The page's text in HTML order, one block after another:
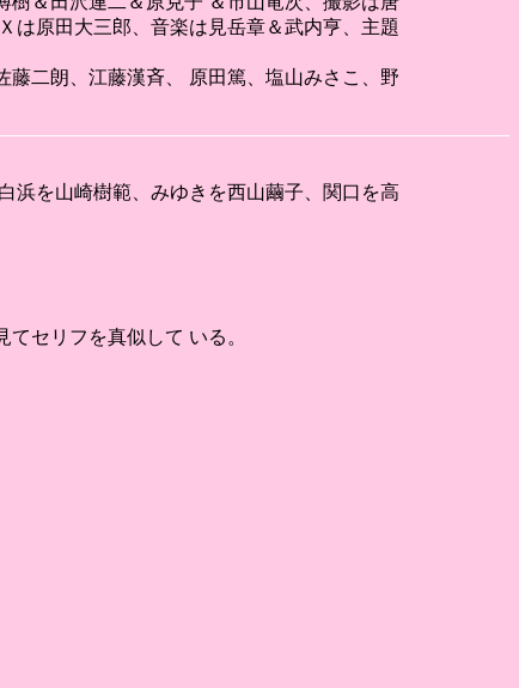
は原田大三郎、音楽は見岳章＆武内亨、主題
二朗、江藤漢斉、 原田篤、塩山みさこ、野
浜を山崎樹範、みゆきを西山繭子、関口を高
セリフを真似して いる。